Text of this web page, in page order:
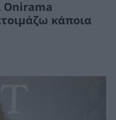
Onirama
κάποια